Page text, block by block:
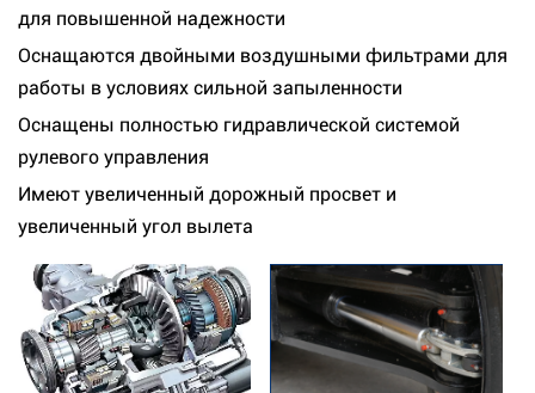
для повышенной надежности
Оснащаются двойными воздушными фильтрами для
работы в условиях сильной запыленности
Оснащены полностью гидравлической системой
рулевого управления
Имеют увеличенный дорожный просвет и
увеличенный угол вылета